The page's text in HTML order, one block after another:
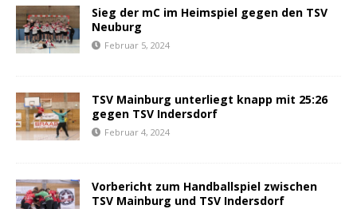
Sieg der mC im Heimspiel gegen den TSV
Neuburg
Februar 5, 2024
TSV Mainburg unterliegt knapp mit 25:26
gegen TSV Indersdorf
Februar 4, 2024
Vorbericht zum Handballspiel zwischen
TSV Mainburg und TSV Indersdorf